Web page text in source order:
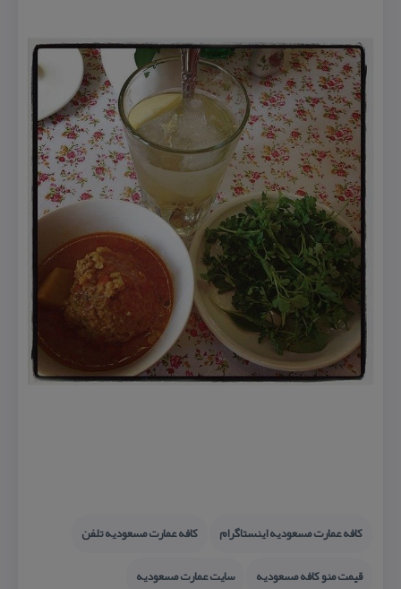
كافه عمارت مسعودیه اینستاگرام
كافه عمارت مسعودیه تلفن
قیمت منو كافه مسعودیه
سایت عمارت مسعودیه